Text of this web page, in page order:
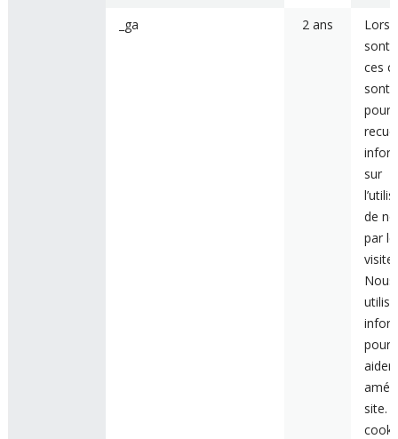
_ga
2 ans
sont
ces
sont
pour
sur
de
par
Nous
pour
aider
site.